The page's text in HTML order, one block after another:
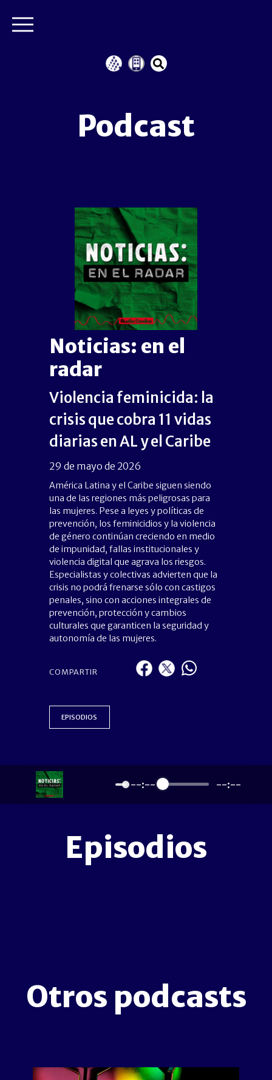
Podcast
Noticias: en el
radar
Violencia feminicida: la
crisis que cobra 11 vidas
diarias en AL y el Caribe
29 de mayo de 2026
América Latina y el Caribe siguen siendo
una de las regiones más peligrosas para
las mujeres. Pese a leyes y políticas de
prevención, los feminicidios y la violencia
de género continúan creciendo en medio
de impunidad, fallas institucionales y
violencia digital que agrava los riesgos.
Especialistas y colectivas advierten que la
crisis no podrá frenarse sólo con castigos
penales, sino con acciones integrales de
prevención, protección y cambios
culturales que garanticen la seguridad y
autonomía de las mujeres.
COMPARTIR
EPISODIOS
--:-- --:--
Episodios
Otros podcasts